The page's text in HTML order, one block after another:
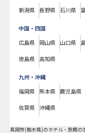
新潟県 長野県 石川県
中国・四国
広島県 岡山県 山口県
徳島県 高知県
九州・沖縄
福岡県 熊本県 鹿児島県
佐賀県 沖縄県
真岡市(栃木県)のホテル・旅館の